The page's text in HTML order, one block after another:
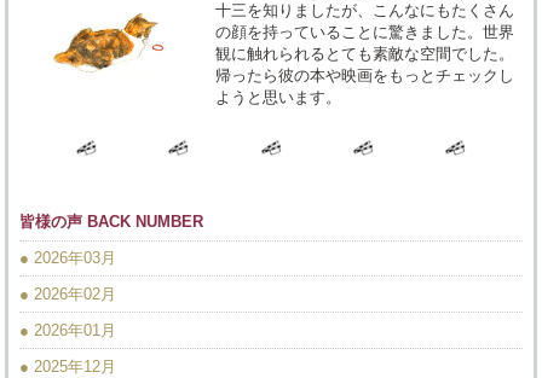
十三を知りましたが、こんなにもたくさん
の顔を持っていることに驚きました。世界
観に触れられるとても素敵な空間でした。
帰ったら彼の本や映画をもっとチェックし
ようと思います。
皆様の声 BACK NUMBER
● 2026年03月
● 2026年02月
● 2026年01月
● 2025年12月